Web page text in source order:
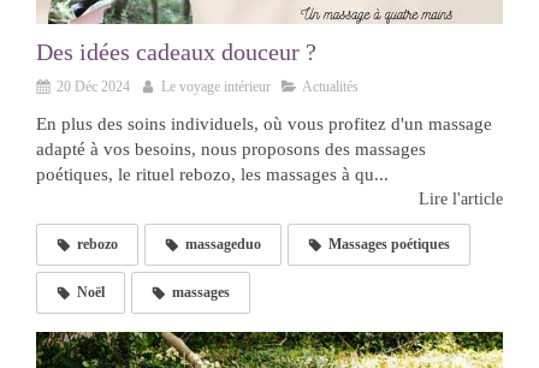
Des idées cadeaux douceur ?
20 Déc 2024 Le voyage intérieur Actualités
En plus des soins individuels, où vous profitez d'un massage
adapté à vos besoins, nous proposons des massages
poétiques, le rituel rebozo, les massages à qu...
Lire l'article
rebozo massageduo Massages poétiques
Noël massages